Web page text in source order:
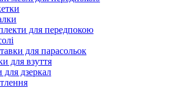
для передпокою
для парасольок
для взуття
для дзеркал